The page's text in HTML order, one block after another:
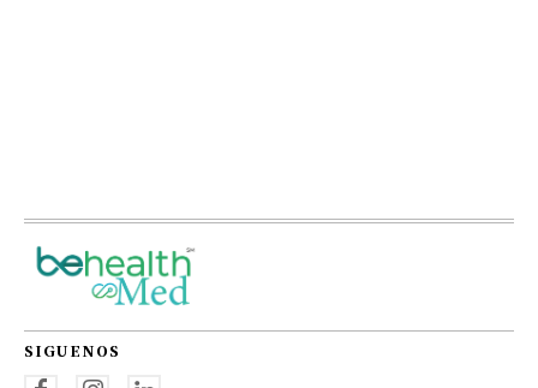
SIGUENOS